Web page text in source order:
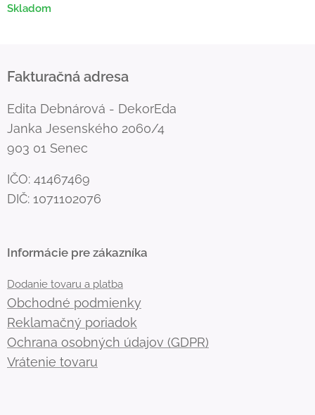
Skladom
Fakturačná adresa
Edita Debnárová - DekorEda
Janka Jesenského 2060/4
903 01 Senec
IČO: 41467469
DIČ: 1071102076
Informácie pre zákazníka
Dodanie tovaru a platba
Obchodné podmienky
Reklamačný poriadok
Ochrana osobných údajov (GDPR)
Vrátenie tovaru